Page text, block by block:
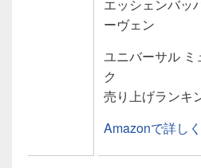
エッシェンバッ
ーヴェン
ユニバーサル ミ
ク
売り上げランキ
Amazonで詳し